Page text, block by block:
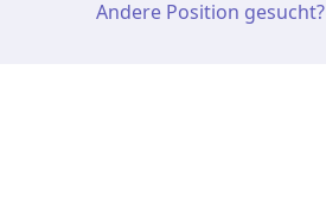
Andere Position